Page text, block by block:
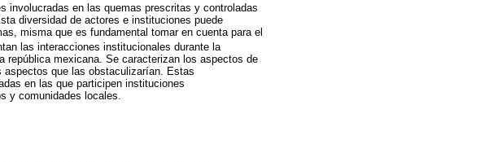
involucradas en las quemas prescritas y controladas
diversidad de actores e instituciones puede
misma que es fundamental tomar en cuenta para el
las interacciones institucionales durante la
república mexicana. Se caracterizan los aspectos de
aspectos que las obstaculizarían. Estas
en las que participen instituciones
y comunidades locales.